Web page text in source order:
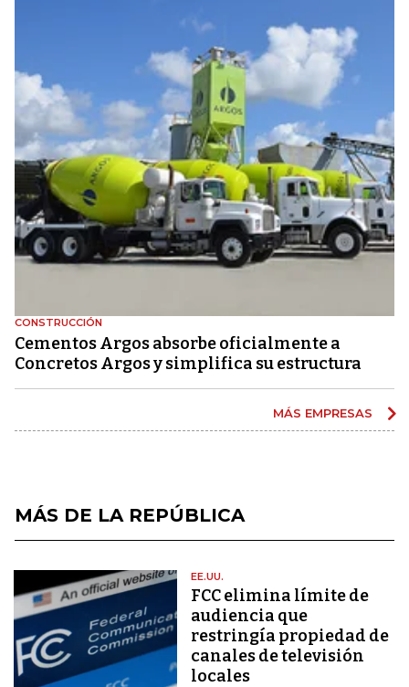
CONSTRUCCIÓN
Cementos Argos absorbe oficialmente a
Concretos Argos y simplifica su estructura
MÁS EMPRESAS
MÁS DE LA REPÚBLICA
EE.UU.
FCC elimina límite de
audiencia que
restringía propiedad de
canales de televisión
locales